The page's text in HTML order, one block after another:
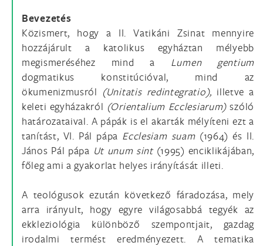
Bevezetés
Közismert, hogy a II. Vatikáni Zsinat mennyire
hozzájárult a katolikus egyháztan mélyebb
megismeréséhez mind a Lumen gentium
dogmatikus konstitúcióval, mind az
ökumenizmusról (Unitatis redintegratio), illetve a
keleti egyházakról (Orientalium Ecclesiarum) szóló
határozataival. A pápák is el akarták mélyíteni ezt a
tanítást, VI. Pál pápa Ecclesiam suam(1964) és II.
János Pál pápa Ut unum sint(1995) enciklikájában,
főleg ami a gyakorlat helyes irányítását illeti.
A teológusok ezután következő fáradozása, mely
arra irányult, hogy egyre világosabbá tegyék az
ekkleziológia különböző szempontjait, gazdag
irodalmi termést eredményezett. A tematika